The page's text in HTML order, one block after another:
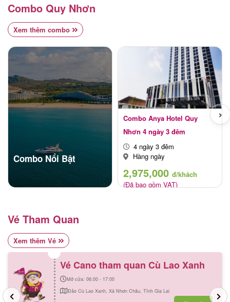
Combo Quy Nhơn
Xem thêm combo
Combo Nổi Bật
Combo Anya Hotel Quy
Nhơn 4 ngày 3 đêm
4 ngày 3 đêm
Hàng ngày
2,975,000 đ/khách
(Đã bao gồm VAT)
›
Vé Tham Quan
Xem thêm Vé
Vé Cano tham quan Cù Lao Xanh
Mở cửa: 06:00 - 17:00
Đảo Cù Lao Xanh, Xã Nhơn Châu, Tỉnh Gia Lai